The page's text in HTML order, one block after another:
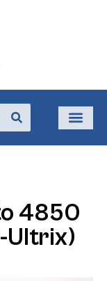
4850
Ultrix)